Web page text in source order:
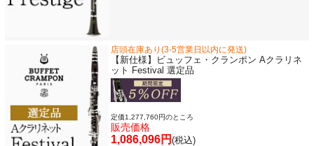
店頭在庫あり(3-5営業日以内に発送)
【新仕様】ビュッフェ・クランポン Aクラリネ
ット Festival 選定品
定価1,277,760円のところ
販売価格
1,086,096円 (税込)